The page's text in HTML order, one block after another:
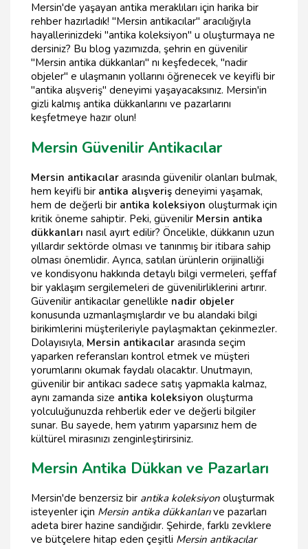
Mersin'de yaşayan antika meraklıları için harika bir
rehber hazırladık! "Mersin antikacılar" aracılığıyla
hayallerinizdeki "antika koleksiyon" u oluşturmaya ne
dersiniz? Bu blog yazımızda, şehrin en güvenilir
"Mersin antika dükkanları" nı keşfedecek, "nadir
objeler" e ulaşmanın yollarını öğrenecek ve keyifli bir
"antika alışveriş" deneyimi yaşayacaksınız. Mersin'in
gizli kalmış antika dükkanlarını ve pazarlarını
keşfetmeye hazır olun!
Mersin Güvenilir Antikacılar
Mersin antikacılar arasında güvenilir olanları bulmak,
hem keyifli bir antika alışveriş deneyimi yaşamak,
hem de değerli bir antika koleksiyon oluşturmak için
kritik öneme sahiptir. Peki, güvenilir Mersin antika
dükkanları nasıl ayırt edilir? Öncelikle, dükkanın uzun
yıllardır sektörde olması ve tanınmış bir itibara sahip
olması önemlidir. Ayrıca, satılan ürünlerin orijinalliği
ve kondisyonu hakkında detaylı bilgi vermeleri, şeffaf
bir yaklaşım sergilemeleri de güvenilirliklerini artırır.
Güvenilir antikacılar genellikle nadir objeler
konusunda uzmanlaşmışlardır ve bu alandaki bilgi
birikimlerini müşterileriyle paylaşmaktan çekinmezler.
Dolayısıyla, Mersin antikacılar arasında seçim
yaparken referansları kontrol etmek ve müşteri
yorumlarını okumak faydalı olacaktır. Unutmayın,
güvenilir bir antikacı sadece satış yapmakla kalmaz,
aynı zamanda size antika koleksiyon oluşturma
yolculuğunuzda rehberlik eder ve değerli bilgiler
sunar. Bu sayede, hem yatırım yaparsınız hem de
kültürel mirasınızı zenginleştirirsiniz.
Mersin Antika Dükkan ve Pazarları
Mersin'de benzersiz bir antika koleksiyon oluşturmak
isteyenler için Mersin antika dükkanlarıve pazarları
adeta birer hazine sandığıdır. Şehirde, farklı zevklere
ve bütçelere hitap eden çeşitli Mersin antikacılar